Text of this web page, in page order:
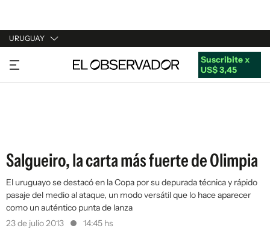
URUGUAY
URUGUAY
ARGENTINA
Suscribite x
US$ 3,45
Salgueiro, la carta más fuerte de Olimpia
El uruguayo se destacó en la Copa por su depurada técnica y rápido
pasaje del medio al ataque, un modo versátil que lo hace aparecer
como un auténtico punta de lanza
23 de julio 2013
14:45 hs